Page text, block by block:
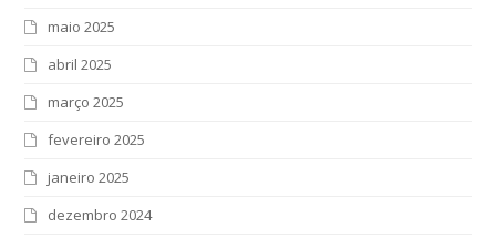
maio 2025
abril 2025
março 2025
fevereiro 2025
janeiro 2025
dezembro 2024